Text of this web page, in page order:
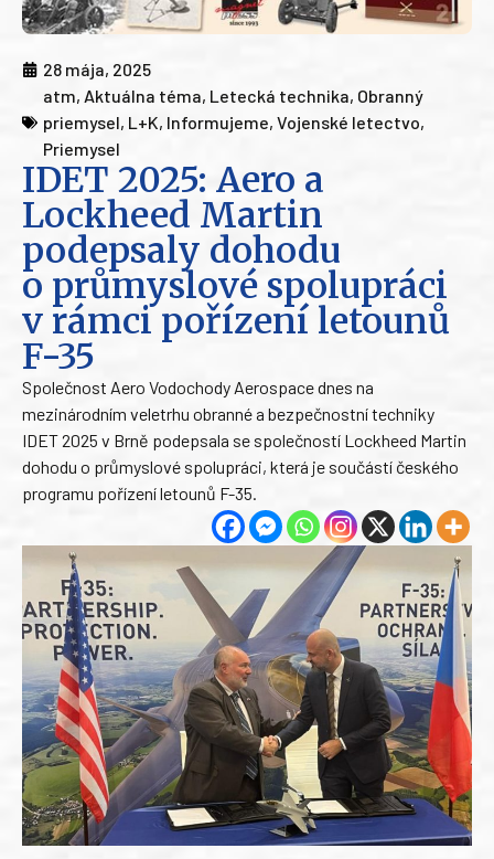
28 mája, 2025
atm, Aktuálna téma, Letecká technika, Obranný
priemysel, L+K, Informujeme, Vojenské letectvo,
Priemysel
IDET 2025: Aero a
Lockheed Martin
podepsaly dohodu
o průmyslové spolupráci
v rámci pořízení letounů
F-35
Společnost Aero Vodochody Aerospace dnes na
mezinárodním veletrhu obranné a bezpečnostní techniky
IDET 2025 v Brně podepsala se společností Lockheed Martin
dohodu o průmyslové spolupráci, která je součástí českého
programu pořízení letounů F-35.